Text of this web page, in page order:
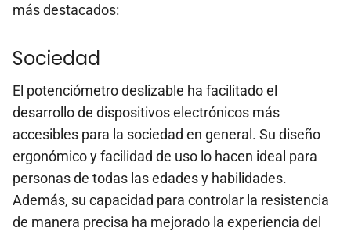
más destacados:
Sociedad
El potenciómetro deslizable ha facilitado el
desarrollo de dispositivos electrónicos más
accesibles para la sociedad en general. Su diseño
ergonómico y facilidad de uso lo hacen ideal para
personas de todas las edades y habilidades.
Además, su capacidad para controlar la resistencia
de manera precisa ha mejorado la experiencia del